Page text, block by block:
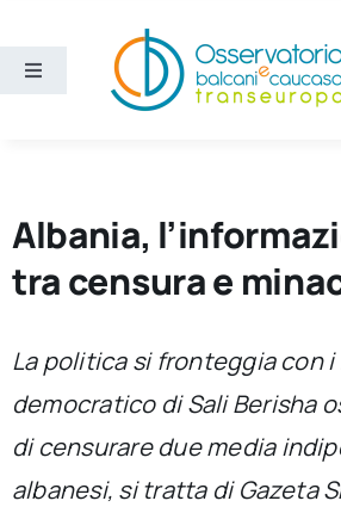
contenuto
Toggle
Ricerca e divulgazione
Sezioni
Chi siamo
Albania,
tra censura e
La politica si fronteggia con
democratico di Sali Berisha
di censurare due media
albanesi, si tratta di Gazeta